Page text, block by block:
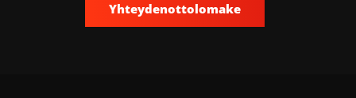
Yhteydenottolomake